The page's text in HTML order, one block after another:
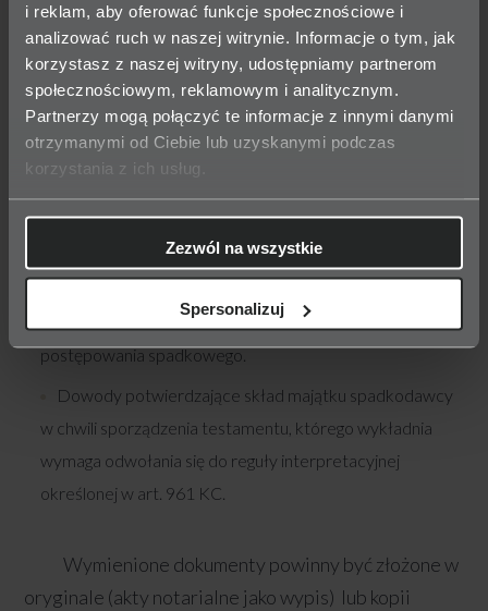
i reklam, aby oferować funkcje społecznościowe i
analizować ruch w naszej witrynie. Informacje o tym, jak
korzystasz z naszej witryny, udostępniamy partnerom
społecznościowym, reklamowym i analitycznym.
Partnerzy mogą połączyć te informacje z innymi danymi
otrzymanymi od Ciebie lub uzyskanymi podczas
korzystania z ich usług.
Zezwól na wszystkie
Spersonalizuj
spadkobierców;
orzeczenie sądowe którego skutkiem jest traktowanie
spadkobiercy jakby nie dożył otwarcia spadku. Takimi
orzeczeniami są wyrok uznający określoną osobę za
niegodną dziedziczenia oraz wyrok wyłączający małżonka
od dziedziczenia na podstawie art. 940 KC;
umowa o zrzeczeniu się dziedziczenia, jeżeli została
spadkobiercę, jeżeli zostało złożone przed wszczęciem
postępowania spadkowego.
Dowody potwierdzające skład majątku spadkodawcy
w chwili sporządzenia testamentu, którego wykładnia
wymaga odwołania się do reguły interpretacyjnej
określonej w art. 961 KC.
Wymienione dokumenty powinny być złożone w
oryginale (akty notarialne jako wypis) lub kopii